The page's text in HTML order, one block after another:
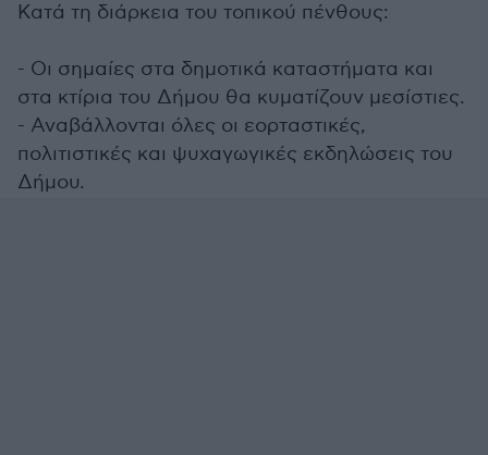
Κατά τη διάρκεια του τοπικού πένθους:
- Οι σημαίες στα δημοτικά καταστήματα και
στα κτίρια του Δήμου θα κυματίζουν μεσίστιες.
- Αναβάλλονται όλες οι εορταστικές,
πολιτιστικές και ψυχαγωγικές εκδηλώσεις του
Δήμου.